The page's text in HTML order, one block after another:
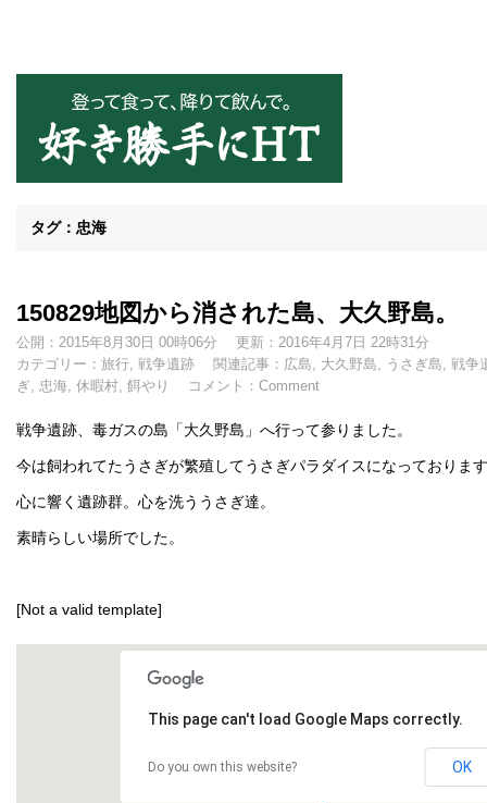
タグ：忠海
150829地図から消された島、大久野島。
公開：2015年8月30日 00時06分
更新：2016年4月7日 22時31分
カテゴリー： 旅行, 戦争遺跡 関連記事： 広島, 大久野島, うさぎ島, 戦争
ぎ, 忠海, 休暇村, 餌やり コメント： Comment
戦争遺跡、毒ガスの島「大久野島」へ行って参りました。
今は飼われてたうさぎが繁殖してうさぎパラダイスになっておりま
心に響く遺跡群。心を洗ううさぎ達。
素晴らしい場所でした。
[Not a valid template]
This page can't load Google Maps correctly.
Do you own this website? OK